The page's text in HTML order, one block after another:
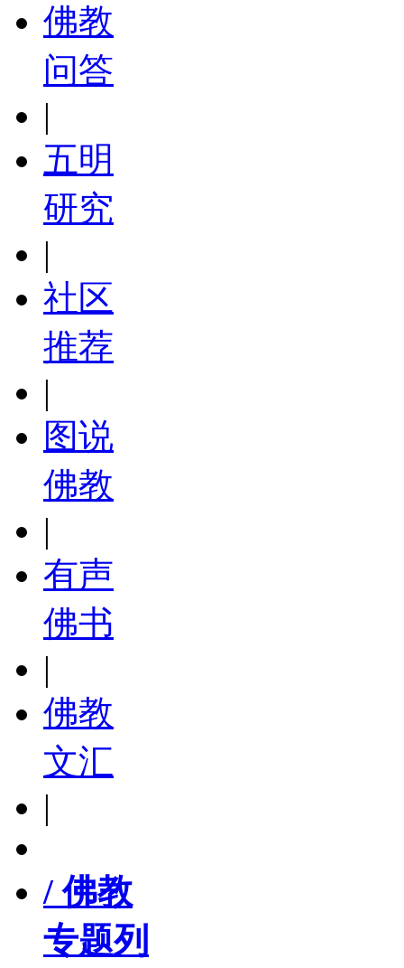
佛教
问答
|
五明
研究
|
社区
推荐
|
图说
佛教
|
有声
佛书
|
佛教
文汇
|
/ 佛教
专题列